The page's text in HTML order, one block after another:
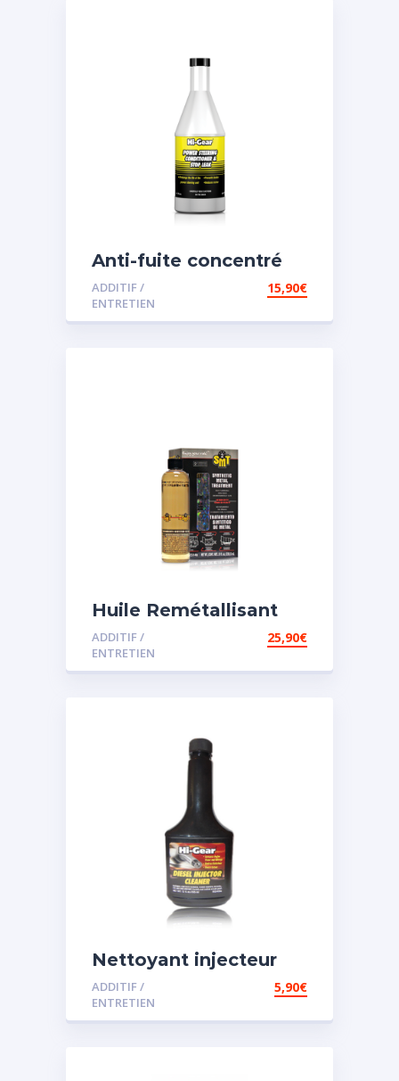
Anti-fuite concentré
pour direction
assistée
ADDITIF /
ENTRETIEN
15,90€
Huile Remétallisant
Moteur SMT2
ADDITIF /
ENTRETIEN
25,90€
Nettoyant injecteur
diesel
ADDITIF /
ENTRETIEN
5,90€